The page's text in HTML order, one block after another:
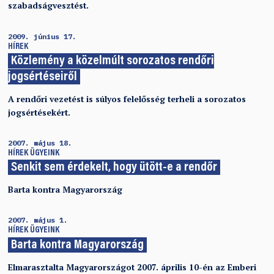
szabadságvesztést.
2009. június 17.
HÍREK
Közlemény a közelmúlt sorozatos rendőri
jogsértéseiről
A rendőri vezetést is súlyos felelősség terheli a sorozatos
jogsértésekért.
2007. május 18.
HÍREK ÜGYEINK
Senkit sem érdekelt, hogy ütött-e a rendőr
Barta kontra Magyarország
2007. május 1.
HÍREK ÜGYEINK
Barta kontra Magyarország
Elmarasztalta Magyarországot 2007. április 10-én az Emberi